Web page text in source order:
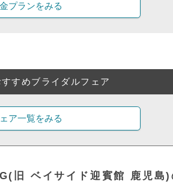
プランをみる
すめブライダルフェア
ア一覧をみる
旧 ベイサイド迎賓館 鹿児島)